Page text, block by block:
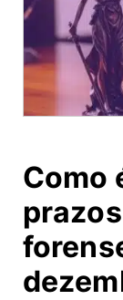
Como